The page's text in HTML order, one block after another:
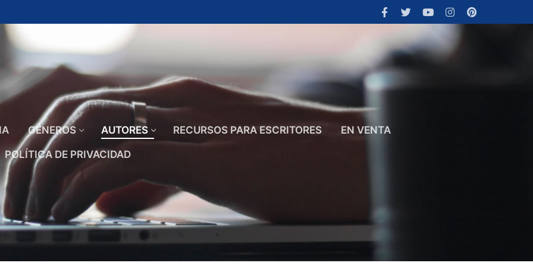
GÉNEROS AUTORES RECURSOS PARA ESCRITORES EN VENTA
POLÍTICA DE PRIVACIDAD